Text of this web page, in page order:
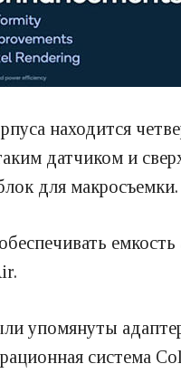
находится
датчиком и
для макросъемки.
упомянуты
система